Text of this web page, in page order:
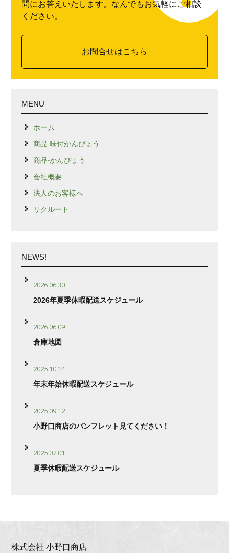
問にお答えいたします。なんでもお気軽にご相談
ください。
お問合せはこちら
MENU
ホーム
商品-味付かんぴょう
商品-かんぴょう
会社概要
法人のお客様へ
リクルート
NEWS!
2026.06.30
2026年夏季休暇配送スケジュール
2026.06.09
倉庫地図
2025.10.24
年末年始休暇配送スケジュール
2025.09.12
小野口商店のパンフレット見てください！
2025.07.01
夏季休暇配送スケジュール
株式会社 小野口商店